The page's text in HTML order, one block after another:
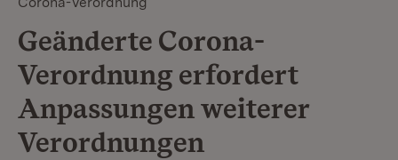
Geänderte Corona-
Verordnung erfordert
Anpassungen weiterer
Verordnungen